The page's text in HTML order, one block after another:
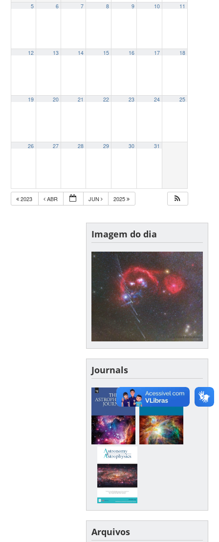
5 6 7 8 9 10 11
12 13 14 15 16 17 18
19 20 21 22 23 24 25
26 27 28 29 30 31
2023 ABR JUN 2025
Imagem do dia
Journals
Arquivos